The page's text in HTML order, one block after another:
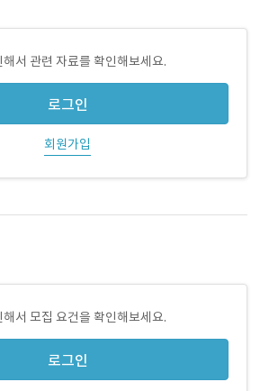
서 관련 자료를 확인해보세요.
로그인
회원가입
서 모집 요건을 확인해보세요.
로그인